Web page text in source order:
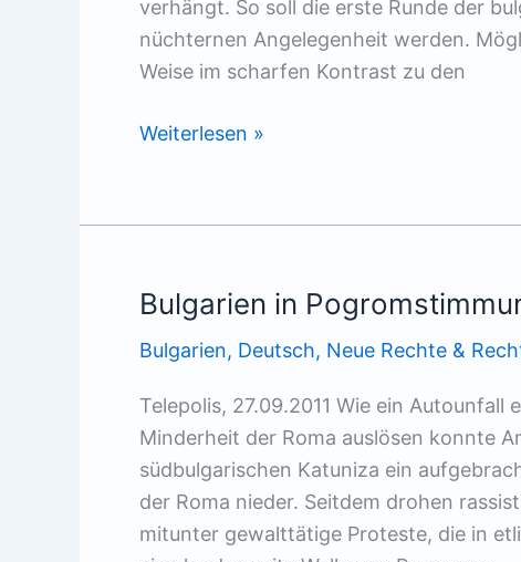
verhängt. So soll die erste Runde der
nüchternen Angelegenheit werden.
Weise im scharfen Kontrast zu den
Nur
Weiterlesen »
Bulgarien in
Bulgarien, Deutsch, Neue Rechte &
Telepolis, 27.09.2011 Wie ein
Minderheit der Roma auslösen konnte
südbulgarischen Katuniza ein
der Roma nieder. Seitdem drohen
mitunter gewalttätige Proteste, die in